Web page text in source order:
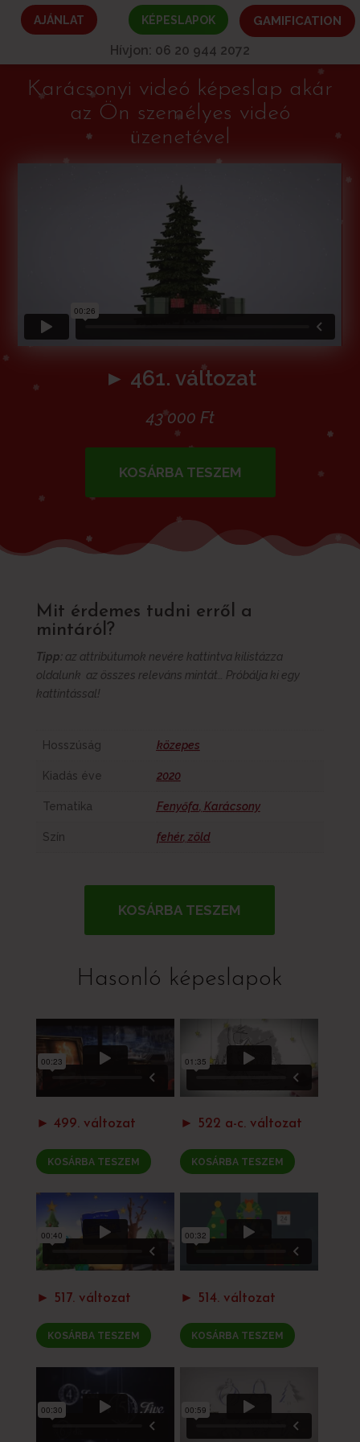
AJÁNLAT KÉPESLAPOK GAMIFICATION
Hívjon: 06 20 944 2072
Karácsonyi videó képeslap akár
az Ön személyes videó
üzenetével
► 461. változat
43 000 Ft
KOSÁRBA TESZEM
Mit érdemes tudni erről a
mintáról?
Tipp:az attribútumok nevére kattintva kilistázza
oldalunk az összes releváns mintát… Próbálja ki egy
kattintással!
Hosszúság közepes
Kiadás éve 2020
Tematika Fenyőfa Karácsony
Szín fehér, zöld
KOSÁRBA TESZEM
Hasonló képeslapok
► 499. változat
KOSÁRBA TESZEM
► 522 a-c. változat
KOSÁRBA TESZEM
► 517. változat
KOSÁRBA TESZEM
► 514. változat
KOSÁRBA TESZEM